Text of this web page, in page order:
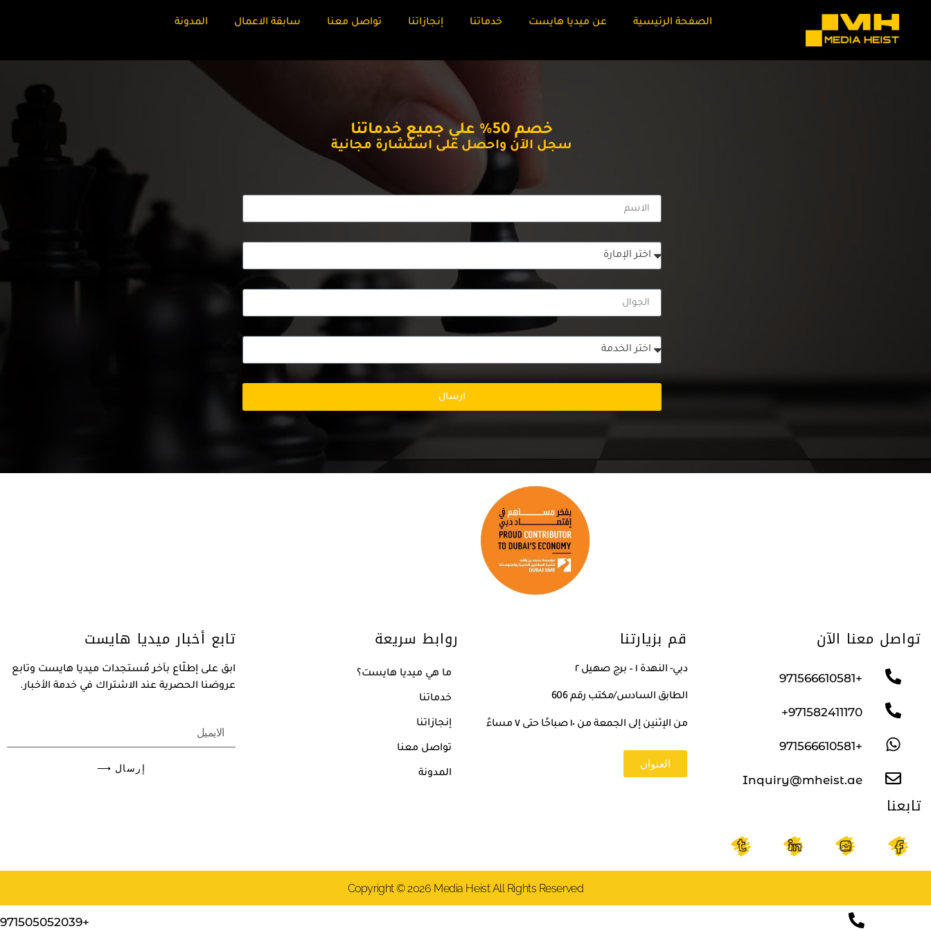
الصفحة الرئيسية عن ميديا هايست خدماتنا إنجازاتنا تواصل معنا سابقة الاعمال المدونة
خصم 50% علي جميع خدماتنا
سجل الآن واحصل على استشارة مجانية
ارسال
تواصل معنا الآن
+971566610581
971582411170+
+971566610581
Inquiry@mheist.ae
تابعنا
قم بزيارتنا
دبي- النهدة ١ – برج صهيل ٢
الطابق السادس/مكتب رقم 606
من الإثنين إلى الجمعة من ١٠ صباحًا حتى ٧ مساءً
العنوان
روابط سريعة
ما هي ميديا هايست؟
خدماتنا
إنجازاتنا
تواصل معنا
المدونة
تابع أخبار ميديا هايست
ابق على إطلّاع بآخر مُستجدات ميديا هايست وتابع
عروضنا الحصرية عند الاشتراك في خدمة الأخبار.
إرسال ⟶
Copyright © 2026 Media Heist All Rights Reserved
+971505052039